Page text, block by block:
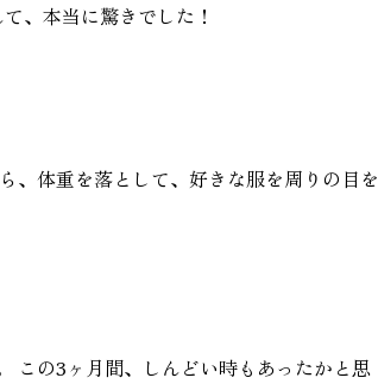
、本当に驚きでした！
、体重を落として、好きな服を周りの目を
この3ヶ月間、しんどい時もあったかと思